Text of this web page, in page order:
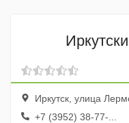
Иркутск, улица
+7 (3952) 38-77-...